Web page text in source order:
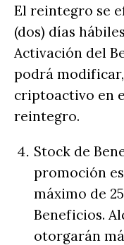
El reintegro se
(dos) días
Activación del
podrá
criptoactivo en
reintegro.
Stock de
promoción
máximo de
Beneficios.
otorgarán